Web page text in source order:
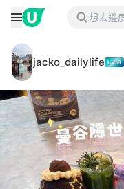
jacko_dailylife